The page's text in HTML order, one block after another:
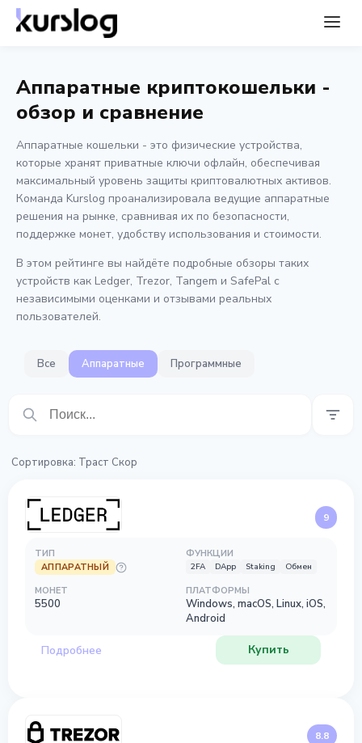
Аппаратные криптокошельки -
обзор и сравнение
Аппаратные кошельки - это физические устройства,
которые хранят приватные ключи офлайн, обеспечивая
максимальный уровень защиты криптовалютных активов.
Команда Kurslog проанализировала ведущие аппаратные
решения на рынке, сравнивая их по безопасности,
поддержке монет, удобству использования и стоимости.
В этом рейтинге вы найдёте подробные обзоры таких
устройств как Ledger, Trezor, Tangem и SafePal с
независимыми оценками и отзывами реальных
пользователей.
Все Аппаратные Программные
Сортировка: Траст Скор
9
ТИП
АППАРАТНЫЙ
ФУНКЦИИ
2FA DApp Staking Обмен
МОНЕТ
5500
ПЛАТФОРМЫ
Windows, macOS, Linux, iOS,
Android
Подробнее Купить
8.8